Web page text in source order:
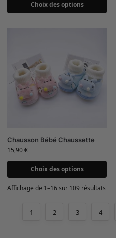
Choix des options
Chausson Bébé Chaussette
15,90€
Choix des options
Affichage de 1–16 sur 109 résultats
1 2 3 4